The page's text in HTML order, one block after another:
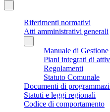
Riferimenti normativi
Atti amministrativi generali
Manuale di
Piani integrati di
Regolamenti
Statuto Comunale
Documenti di
Statuti e leggi regionali
Codice di comportamento